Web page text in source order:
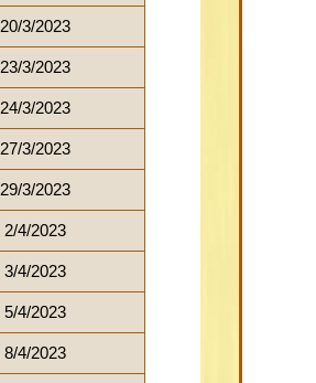
20/3/2023
23/3/2023
24/3/2023
27/3/2023
29/3/2023
2/4/2023
3/4/2023
5/4/2023
8/4/2023